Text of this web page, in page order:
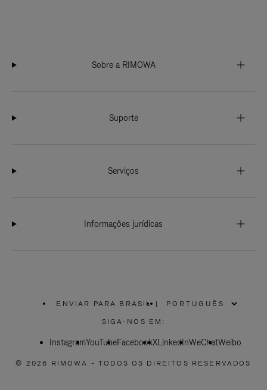
Sobre a RIMOWA
Suporte
Serviços
Informações jurídicas
ENVIAR PARA BRASIL
POR
FAVOR,
SUA
|
SIGA-NOS EM:
InstagramYouTubeFacebookXLinkedInWeChatWeibo
© 2026 RIMOWA - TODOS OS DIREITOS RESERVADOS